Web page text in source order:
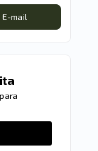
E-mail